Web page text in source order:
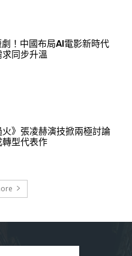
劇！中國布局AI電影新時代
同步升溫
火》張凌赫演技掀兩極討論
型代表作